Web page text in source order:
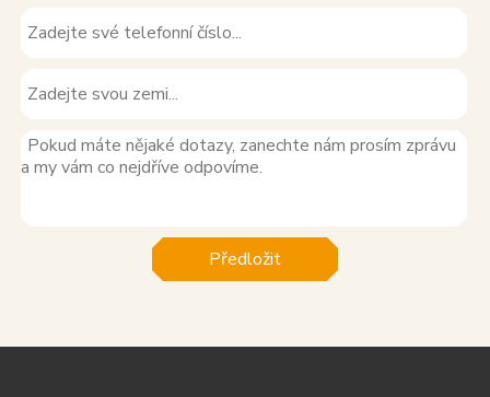
Předložit